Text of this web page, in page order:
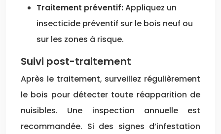
Traitement préventif:Appliquez un
insecticide préventif sur le bois neuf ou
sur les zones à risque.
Suivi post-traitement
Après le traitement, surveillez régulièrement
le bois pour détecter toute réapparition de
nuisibles. Une inspection annuelle est
recommandée. Si des signes d’infestation